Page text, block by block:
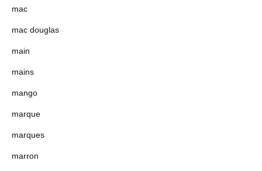
mac
mac douglas
main
mains
mango
marque
marques
marron